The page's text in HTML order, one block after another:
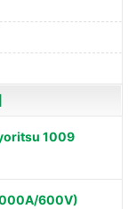
1009
600V)